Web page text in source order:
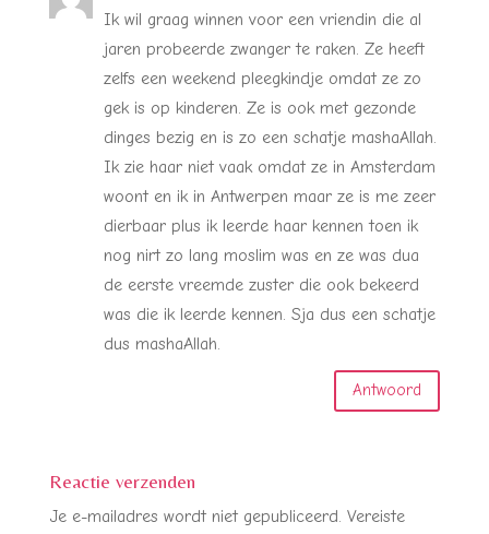
Ik wil graag winnen voor een vriendin die al
jaren probeerde zwanger te raken. Ze heeft
zelfs een weekend pleegkindje omdat ze zo
gek is op kinderen. Ze is ook met gezonde
dinges bezig en is zo een schatje mashaAllah.
Ik zie haar niet vaak omdat ze in Amsterdam
woont en ik in Antwerpen maar ze is me zeer
dierbaar plus ik leerde haar kennen toen ik
nog nirt zo lang moslim was en ze was dua
de eerste vreemde zuster die ook bekeerd
was die ik leerde kennen. Sja dus een schatje
dus mashaAllah.
Antwoord
Reactie verzenden
Je e-mailadres wordt niet gepubliceerd. Vereiste